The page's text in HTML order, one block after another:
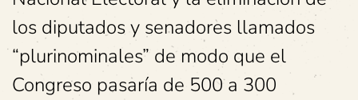
los diputados y senadores llamados
“plurinominales” de modo que el
Congreso pasaría de 500 a 300